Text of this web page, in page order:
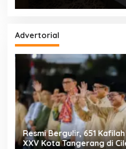
Advertorial
Resmi Bergulir, 651
XXV Kota Tangerang di